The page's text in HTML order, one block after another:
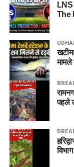
The
मामले
पहले